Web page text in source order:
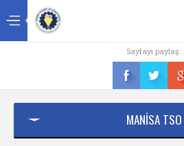
Üyelik
Sayfayı paylaş :
MANİSA TSO